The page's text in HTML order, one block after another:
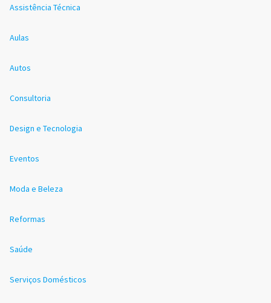
Assistência Técnica
Aulas
Autos
Consultoria
Design e Tecnologia
Eventos
Moda e Beleza
Reformas
Saúde
Serviços Domésticos